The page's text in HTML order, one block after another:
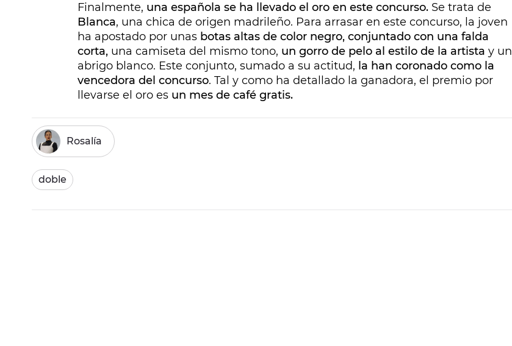
Finalmente, una española se ha llevado el oro en este concurso. Se trata de
Blanca, una chica de origen madrileño. Para arrasar en este concurso, la joven
ha apostado por unas botas altas de color negro, conjuntado con una falda
corta, una camiseta del mismo tono, un gorro de pelo al estilo de la artista y un
abrigo blanco. Este conjunto, sumado a su actitud, la han coronado como la
vencedora del concurso. Tal y como ha detallado la ganadora, el premio por
llevarse el oro es un mes de café gratis.
Rosalía
doble